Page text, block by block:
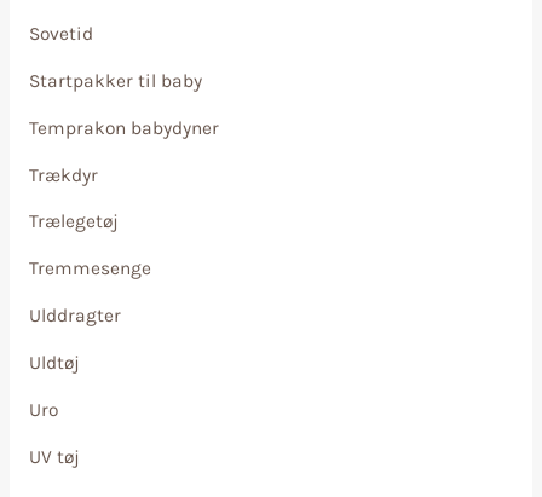
Sovetid
Startpakker til baby
Temprakon babydyner
Trækdyr
Trælegetøj
Tremmesenge
Ulddragter
Uldtøj
Uro
UV tøj